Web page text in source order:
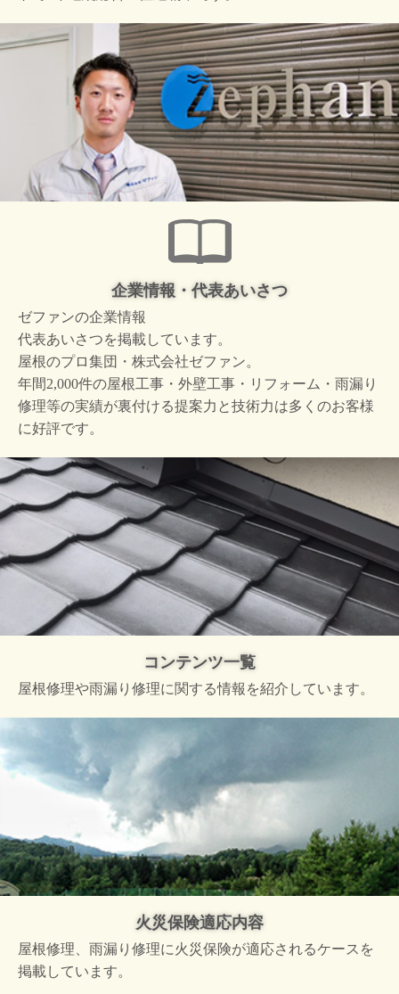
企業情報・代表あいさつ
ゼファンの企業情報
代表あいさつを掲載しています。
屋根のプロ集団・株式会社ゼファン。
年間2,000件の屋根工事・外壁工事・リフォーム・雨漏り
修理等の実績が裏付ける提案力と技術力は多くのお客様
に好評です。
コンテンツ一覧
屋根修理や雨漏り修理に関する情報を紹介しています。
火災保険適応内容
屋根修理、雨漏り修理に火災保険が適応されるケースを
掲載しています。